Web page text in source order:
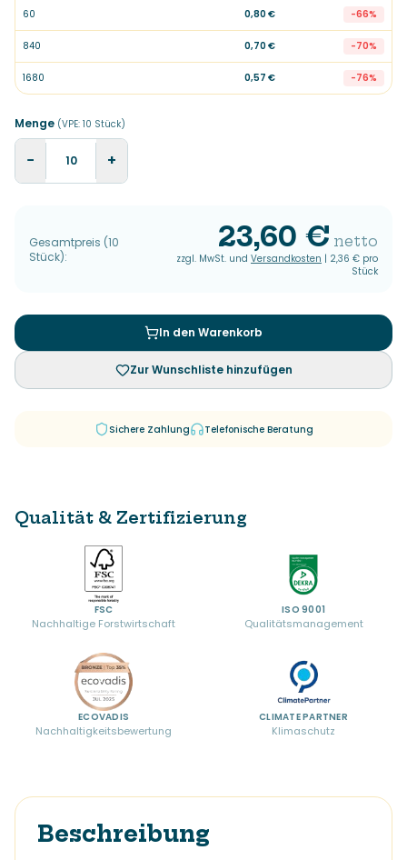
60 0,80 € -66%
840 0,70 € -70%
1680 0,57 € -76%
Menge (VPE: 10 Stück)
− +
Gesamtpreis (10
Stück):
23,60 € netto
zzgl. MwSt. und Versandkosten | 2,36 € pro
Stück
In den Warenkorb
Zur Wunschliste hinzufügen
Sichere Zahlung Telefonische Beratung
Qualität & Zertifizierung
FSC
Nachhaltige Forstwirtschaft
ISO 9001
Qualitätsmanagement
ECOVADIS
Nachhaltigkeitsbewertung
CLIMATE PARTNER
Klimaschutz
Beschreibung